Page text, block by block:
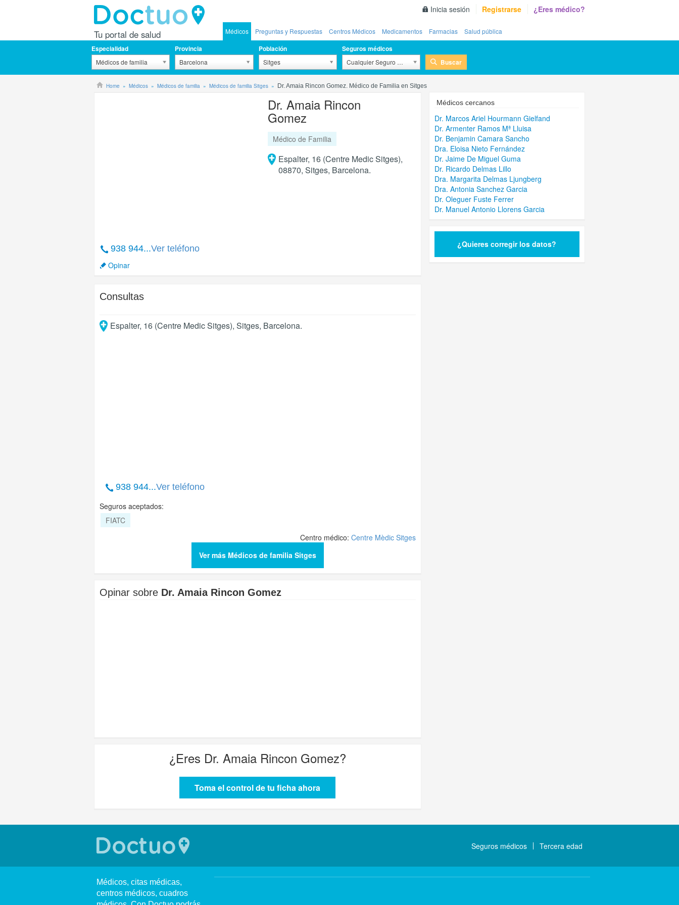
Tu portal de salud
Inicia sesión Registrarse ¿Eres médico?
Médicos Preguntas y Respuestas Centros Médicos Medicamentos Farmacias Salud pública
Especialidad
Médicos de familia
Provincia
Barcelona
Población
Sitges
Seguros médicos
Cualquier Seguro Médico Buscar
Home Médicos Médicos de familia Médicos de familia Sitges Dr. Amaia Rincon Gomez. Médico de Familia en Sitges
938 944...Ver teléfono
Opinar
Dr. Amaia Rincon
Gomez
Médico de Familia
Espalter, 16 (Centre Medic Sitges),
08870, Sitges, Barcelona.
Consultas
Espalter, 16 (Centre Medic Sitges), Sitges, Barcelona.
938 944...Ver teléfono
Seguros aceptados:
FIATC
Centro médico: Centre Mèdic Sitges
Ver más Médicos de familia Sitges
Opinar sobre Dr. Amaia Rincon Gomez
¿Eres Dr. Amaia Rincon Gomez?
Toma el control de tu ficha ahora
Médicos cercanos
Dr. Marcos Ariel Hourmann Gielfand
Dr. Armenter Ramos Mª Lluisa
Dr. Benjamin Camara Sancho
Dra. Eloisa Nieto Fernández
Dr. Jaime De Miguel Guma
Dr. Ricardo Delmas Lillo
Dra. Margarita Delmas Ljungberg
Dra. Antonia Sanchez Garcia
Dr. Oleguer Fuste Ferrer
Dr. Manuel Antonio Llorens Garcia
¿Quieres corregir los datos?
Seguros médicos Tercera edad
Médicos, citas médicas,
centros médicos, cuadros